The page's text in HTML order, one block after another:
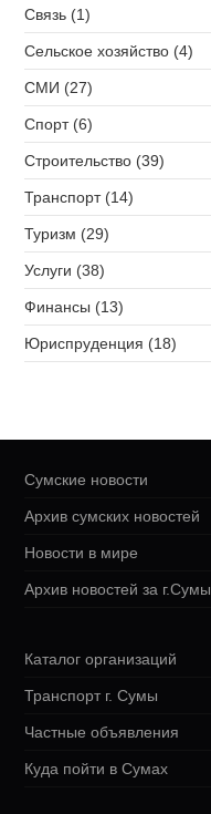
Связь (1)
Сельское хозяйство (4)
СМИ (27)
Спорт (6)
Строительство (39)
Транспорт (14)
Туризм (29)
Услуги (38)
Финансы (13)
Юриспруденция (18)
Сумские новости
Архив сумских новостей
Новости в мире
Архив новостей за г.Сумы
Каталог организаций
Транспорт г. Сумы
Частные объявления
Куда пойти в Сумах